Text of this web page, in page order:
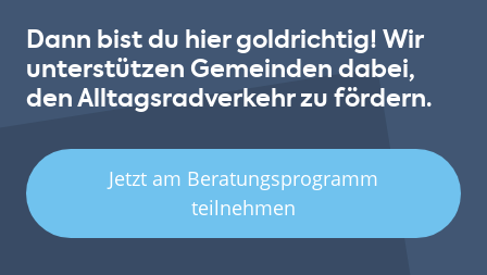
Dann bist du hier goldrichtig! Wir
unterstützen Gemeinden dabei,
den Alltagsradverkehr zu fördern.
Jetzt am Beratungsprogramm
teilnehmen